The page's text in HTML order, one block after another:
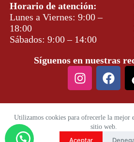
Utilizamos cookies para ofrecerle la mejor
sitio web.
Aceptar
Horario de atención:
Lunes a Viernes: 9:00 –
18:00
Sábados: 9:00 – 14:00
Síguenos en nuestras